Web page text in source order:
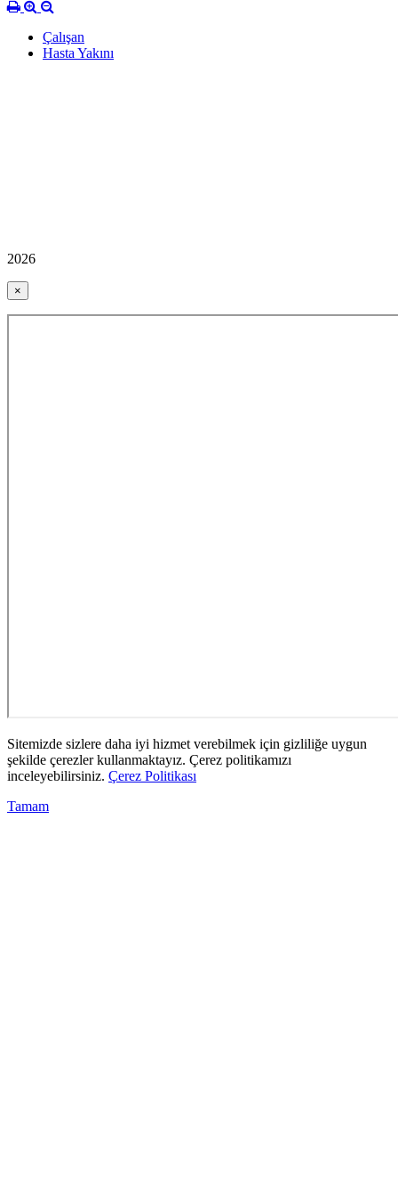
Çalışan
Hasta Yakını
2026
×
Sitemizde sizlere daha iyi hizmet verebilmek için gizliliğe uygun
şekilde çerezler kullanmaktayız. Çerez politikamızı
inceleyebilirsiniz. Çerez Politikası
Tamam